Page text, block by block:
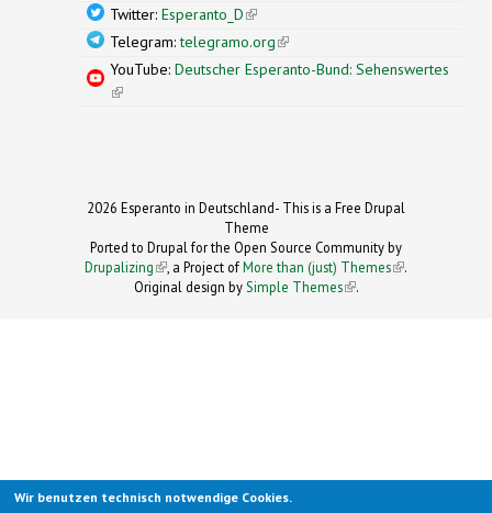
Twitter: Esperanto_D(link is external)
Telegram:telegramo.org(link is external)
YouTube: Deutscher Esperanto-Bund: Sehenswertes
(link is external)
2026 Esperanto in Deutschland- This is a Free Drupal
Theme
Ported to Drupal for the Open Source Community by
Drupalizing(link is external)
, a Project ofMore than (just) Themes (link is
.
Original design by Simple Themes
(link is
.
Wir benutzen technisch notwendige Cookies.